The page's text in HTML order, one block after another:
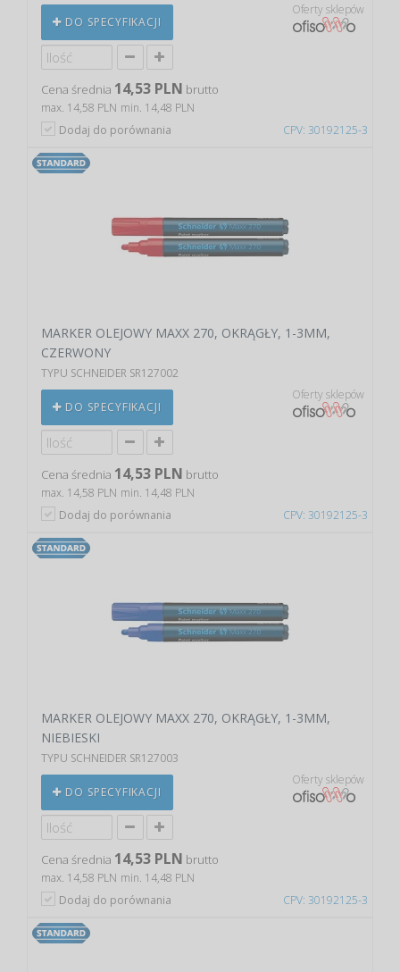
CPV: 30192125-3
DO SPECYFIKACJI
Oferty sklepów
Cena średnia 14,53 PLN brutto
max. 14,58 PLN min. 14,48 PLN
Dodaj do porównania
CPV: 30192125-3
MARKER OLEJOWY MAXX 270, OKRĄGŁY, 1-3MM,
CZERWONY
TYPU SCHNEIDER SR127002
DO SPECYFIKACJI
Oferty sklepów
Cena średnia 14,53 PLN brutto
max. 14,58 PLN min. 14,48 PLN
Dodaj do porównania
CPV: 30192125-3
MARKER OLEJOWY MAXX 270, OKRĄGŁY, 1-3MM,
NIEBIESKI
TYPU SCHNEIDER SR127003
DO SPECYFIKACJI
Oferty sklepów
Cena średnia 14,53 PLN brutto
max. 14,58 PLN min. 14,48 PLN
Dodaj do porównania